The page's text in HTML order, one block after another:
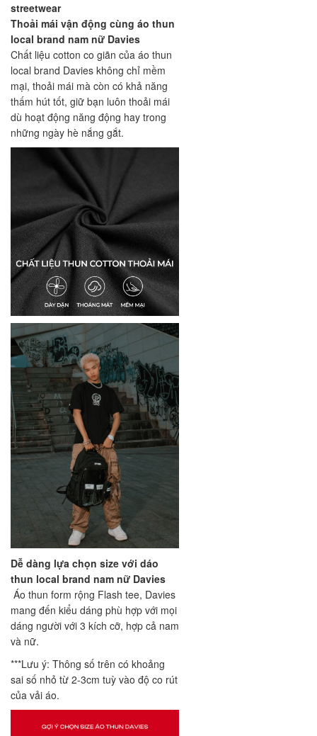
streetwear
Thoải mái vận động cùng áo thun
local brand nam nữ Davies
Chất liệu cotton co giãn của áo thun
local brand Davies không chỉ mềm
mại, thoải mái mà còn có khả năng
thấm hút tốt, giữ bạn luôn thoải mái
dù hoạt động năng động hay trong
những ngày hè nắng gắt.
Dễ dàng lựa chọn size với dáo
thun local brand nam nữ Davies
Áo thun form rộng Flash tee, Davies
mang đến kiểu dáng phù hợp với mọi
dáng người với 3 kích cỡ, hợp cả nam
và nữ.
***Lưu ý: Thông số trên có khoảng
sai số nhỏ từ 2-3cm tuỳ vào độ co rút
của vải áo.